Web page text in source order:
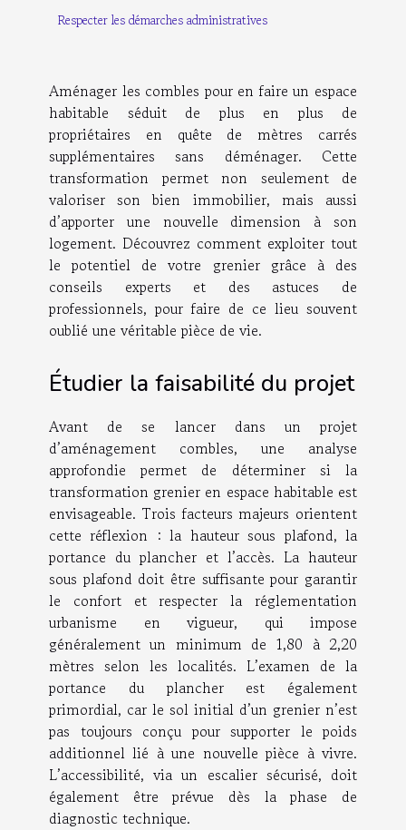
Respecter les démarches administratives
Aménager les combles pour en faire un espace
habitable séduit de plus en plus de
propriétaires en quête de mètres carrés
supplémentaires sans déménager. Cette
transformation permet non seulement de
valoriser son bien immobilier, mais aussi
d’apporter une nouvelle dimension à son
logement. Découvrez comment exploiter tout
le potentiel de votre grenier grâce à des
conseils experts et des astuces de
professionnels, pour faire de ce lieu souvent
oublié une véritable pièce de vie.
Étudier la faisabilité du projet
Avant de se lancer dans un projet
d’aménagement combles, une analyse
approfondie permet de déterminer si la
transformation grenier en espace habitable est
envisageable. Trois facteurs majeurs orientent
cette réflexion : la hauteur sous plafond, la
portance du plancher et l’accès. La hauteur
sous plafond doit être suffisante pour garantir
le confort et respecter la réglementation
urbanisme en vigueur, qui impose
généralement un minimum de 1,80 à 2,20
mètres selon les localités. L’examen de la
portance du plancher est également
primordial, car le sol initial d’un grenier n’est
pas toujours conçu pour supporter le poids
additionnel lié à une nouvelle pièce à vivre.
L’accessibilité, via un escalier sécurisé, doit
également être prévue dès la phase de
diagnostic technique.